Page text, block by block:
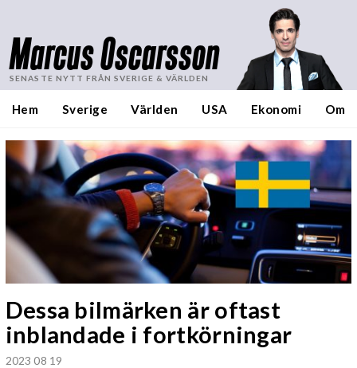
Marcus Oscarsson
SENASTE NYTT FRÅN SVERIGE & VÄRLDEN
Hem Sverige Världen USA Ekonomi Om
Dessa bilmärken är oftast
inblandade i fortkörningar
2023 08 19